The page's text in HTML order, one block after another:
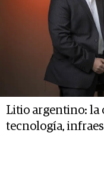
Litio argentino: la
tecnología,